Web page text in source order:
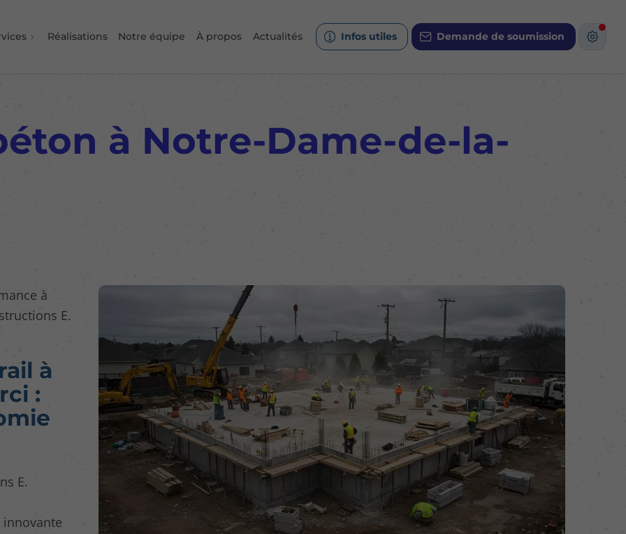
Réalisations Notre équipe À propos Actualités Infos utiles Demande de soumission
à Notre-Dame-de-la-
à
E.
à
:
E.